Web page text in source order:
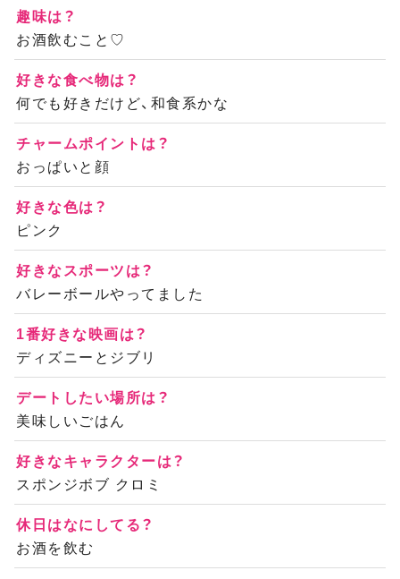
趣味は？
お酒飲むこと♡
好きな食べ物は？
何でも好きだけど、和食系かな
チャームポイントは？
おっぱいと顔
好きな色は？
ピンク
好きなスポーツは？
バレーボールやってました
1番好きな映画は？
ディズニーとジブリ
デートしたい場所は？
美味しいごはん
好きなキャラクターは？
スポンジボブ クロミ
休日はなにしてる？
お酒を飲む